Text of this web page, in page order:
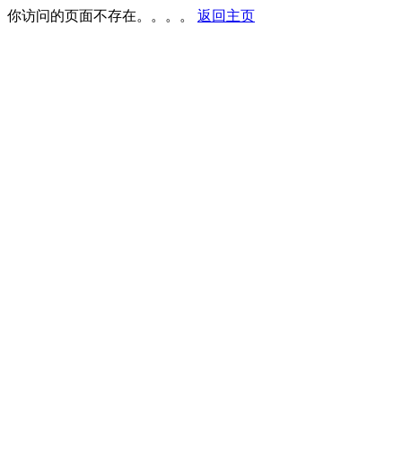
你访问的页面不存在。。。。 返回主页